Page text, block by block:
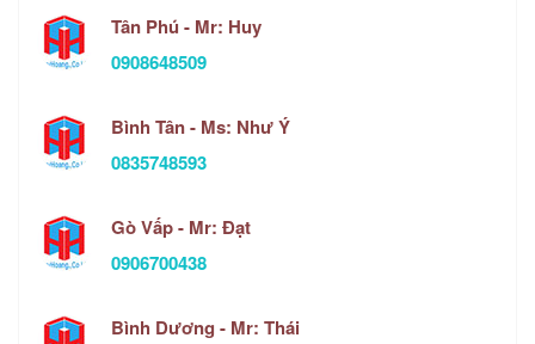
Tân Phú - Mr: Huy
0908648509
Bình Tân - Ms: Như Ý
0835748593
Gò Vấp - Mr: Đạt
0906700438
Bình Dương - Mr: Thái